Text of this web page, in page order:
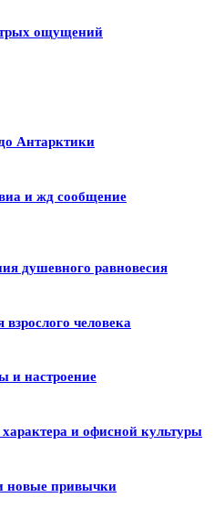
ощущений
Антарктики
и жд сообщение
душевного равновесия
человека
и настроение
и офисной культуры
новые привычки